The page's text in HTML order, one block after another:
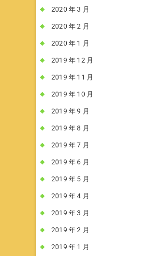
2020 年 3 月
2020 年 2 月
2020 年 1 月
2019 年 12 月
2019 年 11 月
2019 年 10 月
2019 年 9 月
2019 年 8 月
2019 年 7 月
2019 年 6 月
2019 年 5 月
2019 年 4 月
2019 年 3 月
2019 年 2 月
2019 年 1 月